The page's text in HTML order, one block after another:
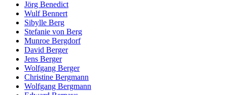
Jörg Benedict
Wulf Bennert
Sibylle Berg
Stefanie von Berg
Munroe Bergdorf
David Berger
Jens Berger
Wolfgang Berger
Christine Bergmann
Wolfgang Bergmann